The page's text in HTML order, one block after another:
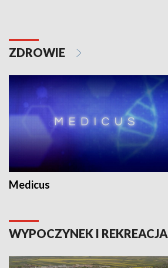
ZDROWIE
Medicus
WYPOCZYNEK I REKREACJA